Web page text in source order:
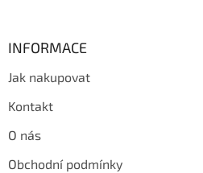
INFORMACE
Jak nakupovat
Kontakt
O nás
Obchodní podmínky